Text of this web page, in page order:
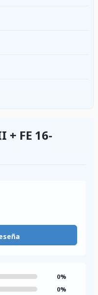
+ FE 16-
0%
0%